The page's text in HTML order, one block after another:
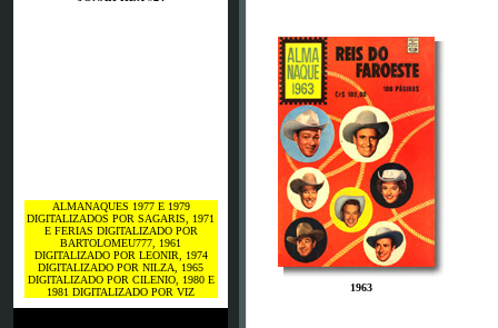
ALMANAQUES 1977 E 1979
DIGITALIZADOS POR SAGARIS, 1971
E FERIAS DIGITALIZADO POR
BARTOLOMEU777, 1961
DIGITALIZADO POR LEONIR, 1974
DIGITALIZADO POR NILZA, 1965
DIGITALIZADO POR CILENIO, 1980 E
1981 DIGITALIZADO POR VIZ
1963